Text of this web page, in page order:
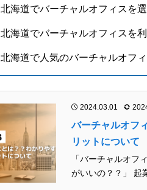
北海道でバーチャルオフィスを
北海道でバーチャルオフィスを
北海道で人気のバーチャルオフ
2024.03.01
バーチャルオフ
リットについて
「バーチャルオフ
がいいの？？」 起